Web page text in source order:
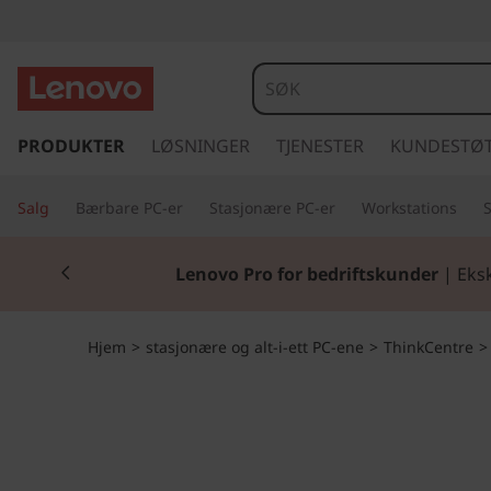
h
n
k
å
l
PRODUKTER LØSNINGER TJENESTER
Salg Bærbare PC-er Stasjonære PC-er Workstations
Lenovo Pro for bedriftskunder|
Hjem > stasjonære og alt-i-ett PC-ene > ThinkCentre >